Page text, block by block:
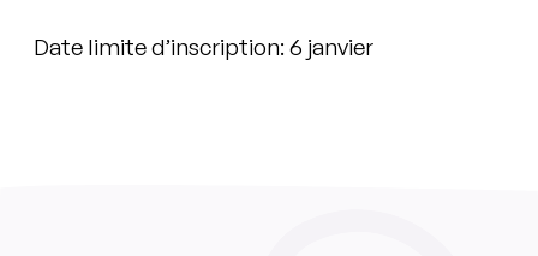
Date limite d’inscription: 6 janvier